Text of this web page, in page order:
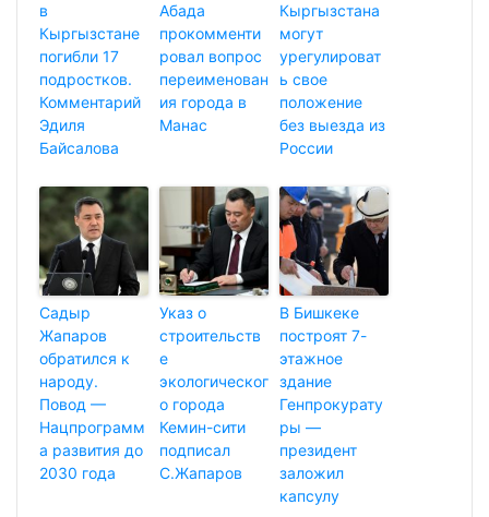
в
Кыргызстане
погибли 17
подростков.
Комментарий
Эдиля
Байсалова
Абада
прокомменти
ровал вопрос
переименован
ия города в
Манас
Кыргызстана
могут
урегулироват
ь свое
положение
без выезда из
России
Садыр
Жапаров
обратился к
народу.
Повод —
Нацпрограмм
а развития до
2030 года
Указ о
строительств
е
экологическог
о города
Кемин-сити
подписал
С.Жапаров
В Бишкеке
построят 7-
этажное
здание
Генпрокурату
ры —
президент
заложил
капсулу